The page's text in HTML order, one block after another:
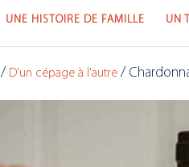
UNE HISTOIRE DE FAMILLE UN
/ D'un cépage à l'autre /